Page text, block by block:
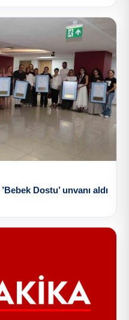
Dostu’ unvanı aldı